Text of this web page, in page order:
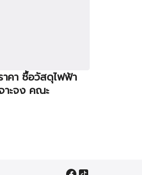
าคา ซื้อวัสดุไฟฟ้า
าะจง คณะ